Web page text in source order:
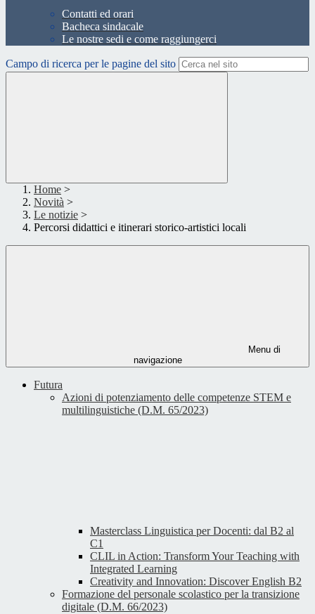
Contatti ed orari
Bacheca sindacale
Le nostre sedi e come raggiungerci
Campo di ricerca per le pagine del sito
Home >
Novità >
Le notizie >
Percorsi didattici e itinerari storico-artistici locali
Menu di
navigazione
Futura
Azioni di potenziamento delle competenze STEM e
multilinguistiche (D.M. 65/2023)
Masterclass Linguistica per Docenti: dal B2 al
C1
CLIL in Action: Transform Your Teaching with
Integrated Learning
Creativity and Innovation: Discover English B2
Formazione del personale scolastico per la transizione
digitale (D.M. 66/2023)